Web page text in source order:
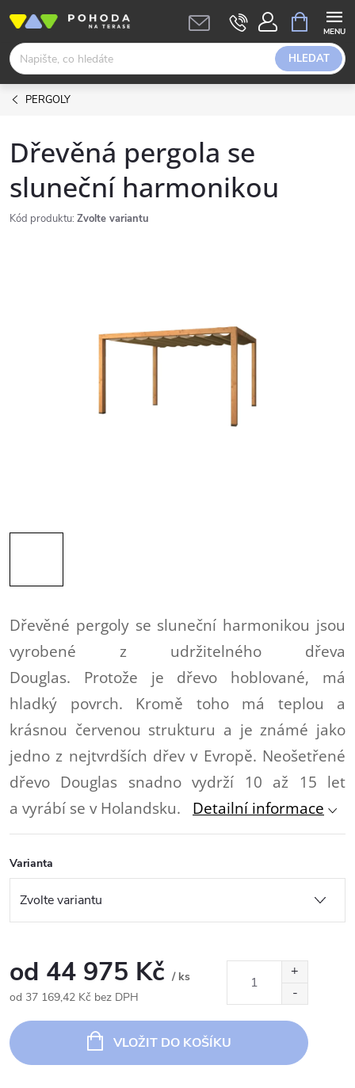
obsah
HLEDAT
NÁKUPNÍ
KOŠÍK
PERGOLY
Dřevěná pergola se
sluneční harmonikou
Kód produktu: Zvolte variantu
Dřevěné pergoly se sluneční harmonikou jsou
vyrobené z udržitelného dřeva
Douglas. Protože je dřevo hoblované, má
hladký povrch. Kromě toho má teplou a
krásnou červenou strukturu a je známé jako
jedno z nejtvrdších dřev v Evropě. Neošetřené
dřevo Douglas snadno vydrží 10 až 15 let
a vyrábí se v Holandsku.
Detailní informace
Varianta
od 44 975 Kč / ks
od 37 169,42 Kč bez DPH
cena:
VLOŽIT DO KOŠÍKU